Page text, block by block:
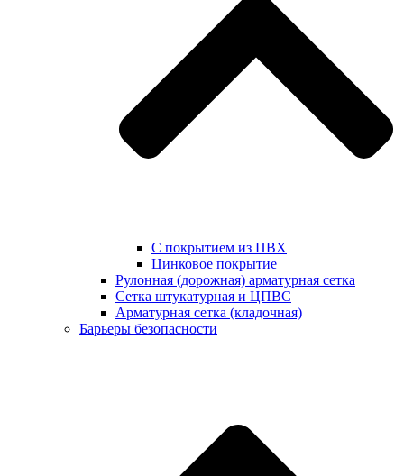
С покрытием из ПВХ
Цинковое покрытие
Рулонная (дорожная) арматурная сетка
Сетка штукатурная и ЦПВС
Арматурная сетка (кладочная)
Барьеры безопасности